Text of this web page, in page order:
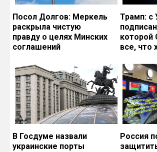
Посол Долгов: Меркель
раскрыла чистую
правду о целях Минских
соглашений
Трамп: с
которой
все, что
В Госдуме назвали
украинские порты
Россия